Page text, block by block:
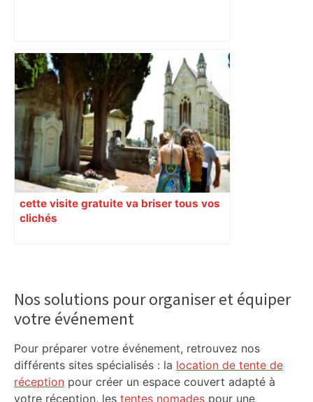
Top 14 – J23, l'avant-match : Bayonne-
UBB, Toulon-Toulouse, Racing-La
Rochelle, des barrages avant l'heure –
RMC
cette visite gratuite va briser tous vos
clichés
Sidebar
Nos solutions pour organiser et équiper
votre événement
Pour préparer votre événement, retrouvez nos
différents sites spécialisés : la location de tente de
réception pour créer un espace couvert adapté à
votre réception, les tentes nomades pour une